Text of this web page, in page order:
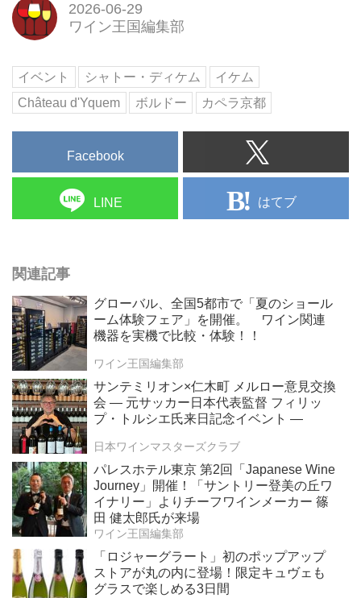
2026-06-29
ワイン王国編集部
イベント シャトー・ディケム
イケム
Château d'Yquem
ボルドー カペラ京都
Facebook
LINE はてブ
関連記事
グローバル、全国5都市で「夏のショール
ーム体験フェア」を開催。 ワイン関連
機器を実機で比較・体験！！
ワイン王国編集部
サンテミリオン×仁木町 メルロー意見交換
会 ― 元サッカー日本代表監督 フィリッ
プ・トルシエ氏来日記念イベント ―
日本ワインマスターズクラブ
パレスホテル東京 第2回「Japanese Wine
Journey」開催！「サントリー登美の丘ワ
イナリー」よりチーフワインメーカー 篠
田 健太郎氏が来場
ワイン王国編集部
「ロジャーグラート」初のポップアップ
ストアが丸の内に登場！限定キュヴェも
グラスで楽しめる3日間